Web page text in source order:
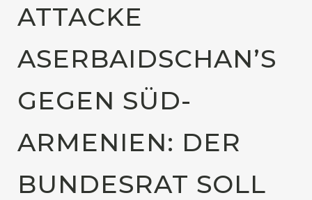
ATTACKE
ASERBAIDSCHAN’S
GEGEN SÜD-
ARMENIEN: DER
BUNDESRAT SOLL